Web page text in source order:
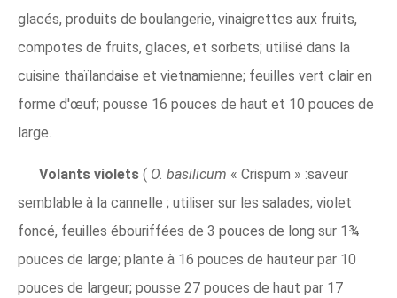
glacés, produits de boulangerie, vinaigrettes aux fruits,
compotes de fruits, glaces, et sorbets; utilisé dans la
cuisine thaïlandaise et vietnamienne; feuilles vert clair en
forme d'œuf; pousse 16 pouces de haut et 10 pouces de
large.
Volants violets ( O. basilicum « Crispum » :saveur
semblable à la cannelle ; utiliser sur les salades; violet
foncé, feuilles ébouriffées de 3 pouces de long sur 1¾
pouces de large; plante à 16 pouces de hauteur par 10
pouces de largeur; pousse 27 pouces de haut par 17